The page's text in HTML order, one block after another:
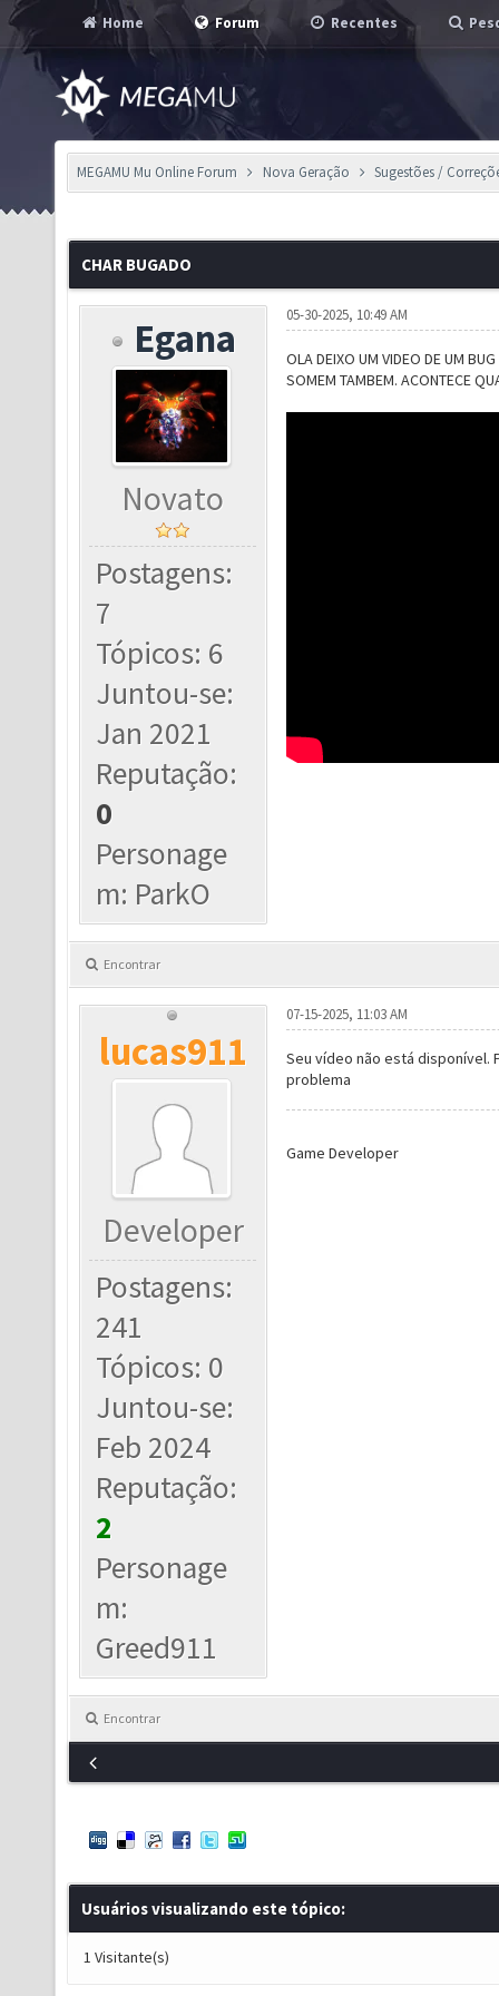
Home Forum Recentes
MEGAMU Mu Online Forum Nova Geração Sugestões /
CHAR BUGADO
Egana
Novato
Postagens:
7
Tópicos: 6
Juntou-se:
Jan 2021
Reputação:
0
Personage
m: ParkO
05-30-2025, 10:49 AM
OLA DEIXO UM VIDEO DE UM
SOMEM TAMBEM. ACONTECE
Encontrar
lucas911
Developer
Postagens:
241
Tópicos: 0
Juntou-se:
Feb 2024
Reputação:
2
Personage
m:
Greed911
07-15-2025, 11:03 AM
Seu vídeo não está disponível.
problema
Game Developer
Encontrar
Usuários visualizando este tópico:
1 Visitante(s)